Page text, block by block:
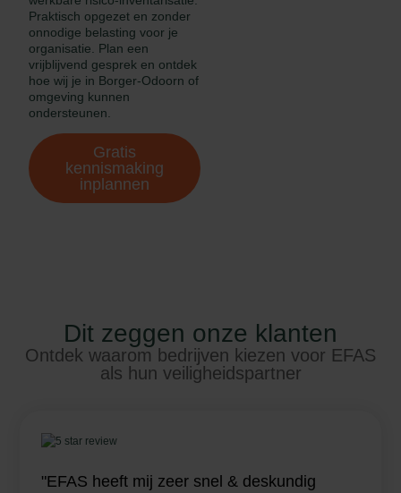
Praktisch opgezet en zonder
onnodige belasting voor je
organisatie. Plan een
vrijblijvend gesprek en ontdek
hoe wij je in Borger-Odoorn of
omgeving kunnen
ondersteunen.
Gratis
kennismaking
inplannen
Dit zeggen onze klanten
Ontdek waarom bedrijven kiezen voor EFAS
als hun veiligheidspartner
"EFAS heeft mij zeer snel & deskundig